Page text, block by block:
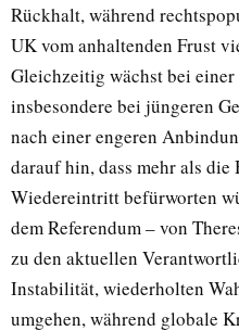
Rückhalt, während
UK vom anhaltenden Frust
Gleichzeitig wächst bei
insbesondere bei jüngeren
nach einer engeren
darauf hin, dass mehr als
Wiedereintritt befürworten
dem Referendum – von
zu den aktuellen
Instabilität, wiederholten
umgehen, während globale